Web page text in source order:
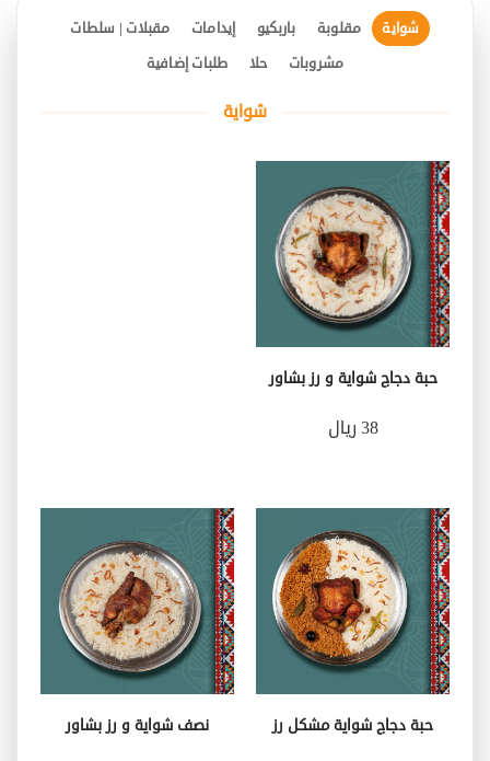
شواية مقلوبة باربكيو إيدامات
مقبلات | سلطات
مشروبات
حلا طلبات إضافية
شواية
حبة دجاج شواية و رز بشاور
38 ريال
حبة دجاج شواية مشكل رز نصف شواية و رز بشاور